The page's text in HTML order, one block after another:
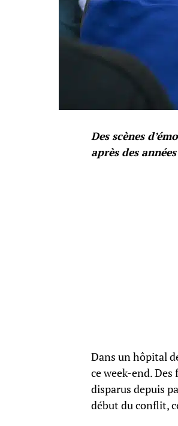
Des scènes
après des
Dans un hôpital
ce week-end.
disparus depuis
début du conflit,